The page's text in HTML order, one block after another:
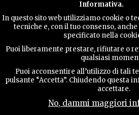
Informativa.
In questo sito web utilizziamo cookie o
tecniche e, con il tuo consenso,
specificato nella
Puoi liberamente prestare, rifiutare o
qualsiasi
Puoi acconsentire all’utilizzo di tali
pulsante “Accetta”. Chiudendo questa
accettare.
No, dammi maggiori
CONTATTI
Natura / Parchi
PRATA DI PORDENONE
PONTE DI